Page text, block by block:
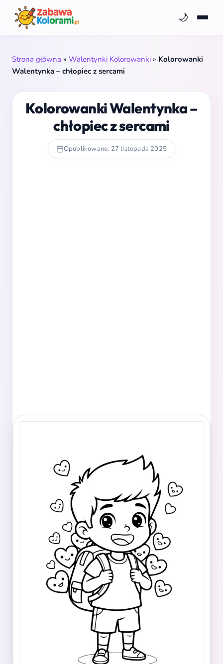
🌙
Strona główna » Walentynki Kolorowanki » Kolorowanki
Walentynka – chłopiec z sercami
Kolorowanki Walentynka –
chłopiec z sercami
Opublikowano: 27 listopada 2025